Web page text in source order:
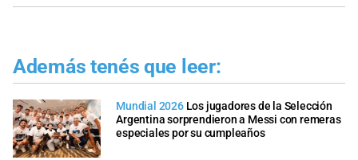
Además tenés que leer:
Mundial 2026 Los jugadores de la Selección
Argentina sorprendieron a Messi con remeras
especiales por su cumpleaños